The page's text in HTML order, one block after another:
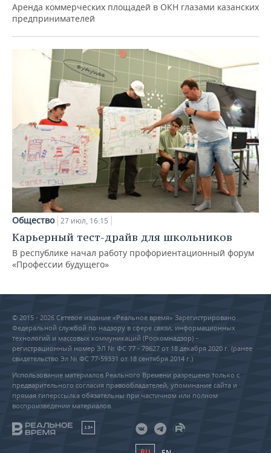
Аренда коммерческих площадей в ОКН глазами казанских
предпринимателей
Общество 27 июл, 16:15
Карьерный тест-драйв для школьников
В республике начал работу профориентационный форум
«Профессии будущего»
© 2015 - 2026 Сетевое издание «Реальное время» Зарегистрировано
Федеральной службой по надзору в сфере связи, информационных
технологий и массовых коммуникаций (Роскомнадзор) –
регистрационный номер ЭЛ № ФС 77 - 79627 от 18 декабря 2020 г. (ранее
свидетельство Эл № ФС 77-59331 от 18 сентября 2014 г.)
Использование материалов Реального Времени разрешено только с
предварительного согласия правообладателей, упоминание сайта и
прямая гиперссылка обязательны при частичном или полном
воспроизведении материалов.
18+